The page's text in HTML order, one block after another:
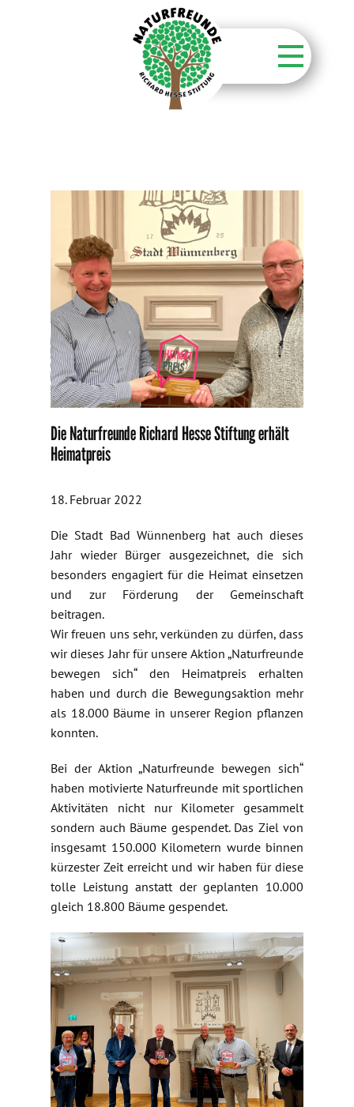
Über unsere Wälder
Kontakt
Aktuelles
Die Naturfreunde Richard Hesse Stiftung erhält
Heimatpreis
18. Februar 2022
Die Stadt Bad Wünnenberg hat auch dieses
Jahr wieder Bürger ausgezeichnet, die sich
besonders engagiert für die Heimat einsetzen
und zur Förderung der Gemeinschaft
beitragen.
Wir freuen uns sehr, verkünden zu dürfen, dass
wir dieses Jahr für unsere Aktion „Naturfreunde
bewegen sich“ den Heimatpreis erhalten
haben und durch die Bewegungsaktion mehr
als 18.000 Bäume in unserer Region pflanzen
konnten.
Bei der Aktion „Naturfreunde bewegen sich“
haben motivierte Naturfreunde mit sportlichen
Aktivitäten nicht nur Kilometer gesammelt
sondern auch Bäume gespendet. Das Ziel von
insgesamt 150.000 Kilometern wurde binnen
kürzester Zeit erreicht und wir haben für diese
tolle Leistung anstatt der geplanten 10.000
gleich 18.800 Bäume gespendet.